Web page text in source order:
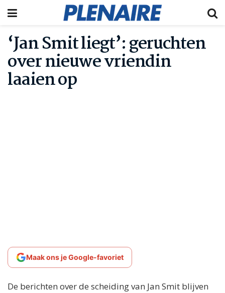
‘Jan Smit liegt’: geruchten
over nieuwe vriendin
laaien op
Maak ons je Google-favoriet
De berichten over de scheiding van Jan Smit blijven